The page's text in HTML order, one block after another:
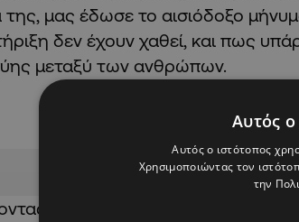
της, μας έδωσε το αισιόδοξο
δεν έχουν χαθεί, και πως
μεταξύ των ανθρώπων.
να συμβάλει κι εκείνη στον
Αυτός
Αυτός ο ιστότοπος
Χρησιμοποιώντας τον
την